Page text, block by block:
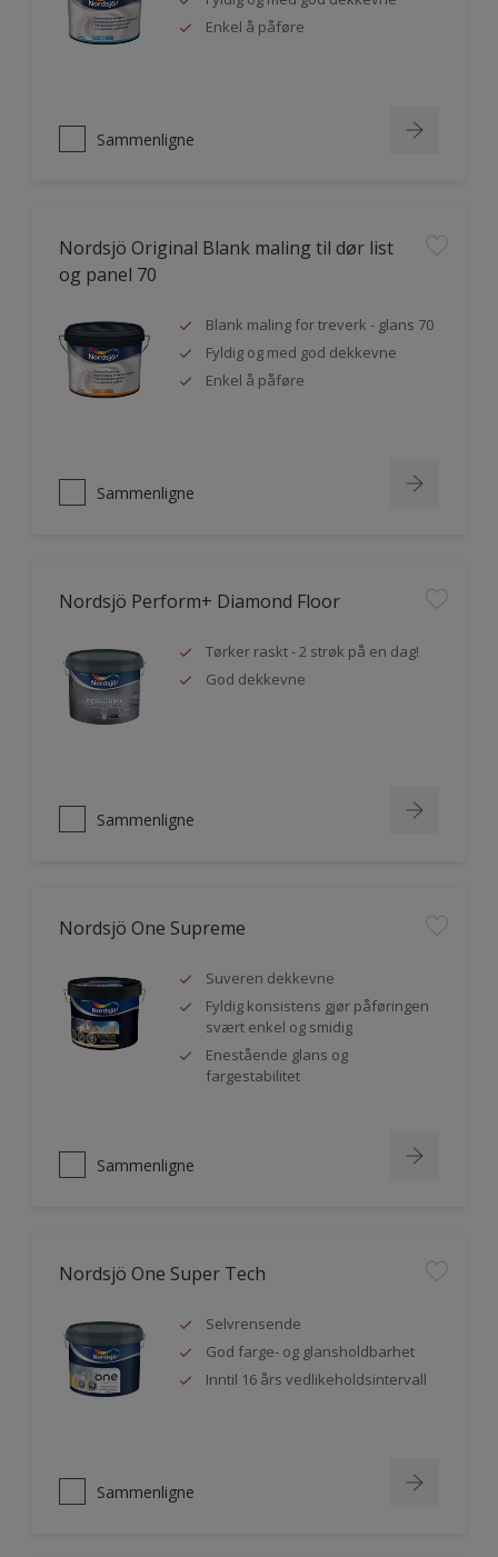
Enkel å påføre
Sammenligne
Nordsjö Original Blank maling til dør list
og panel 70
Blank maling for treverk - glans 70
Fyldig og med god dekkevne
Enkel å påføre
Sammenligne
Nordsjö Perform+ Diamond Floor
Tørker raskt - 2 strøk på en dag!
God dekkevne
Sammenligne
Nordsjö One Supreme
Suveren dekkevne
Fyldig konsistens gjør påføringen
svært enkel og smidig
Enestående glans og
fargestabilitet
Sammenligne
Nordsjö One Super Tech
Selvrensende
God farge- og glansholdbarhet
Inntil 16 års vedlikeholdsintervall
Sammenligne